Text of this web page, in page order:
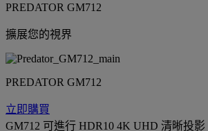
PREDATOR GM712
擴展您的視界
PREDATOR GM712
立即購買
GM712 可進行 HDR10 4K UHD 清晰投